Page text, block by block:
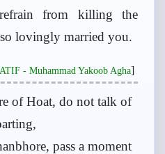
from killing the
lovingly married you.
- Muhammad Yakoob Agha]
of Hoat, do not talk of
pass a moment